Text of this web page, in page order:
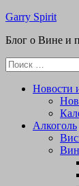
Перейти
содержимому
Garry Spirit
Блог о Вине и
Поиск
для:
Новости
Алкоголь